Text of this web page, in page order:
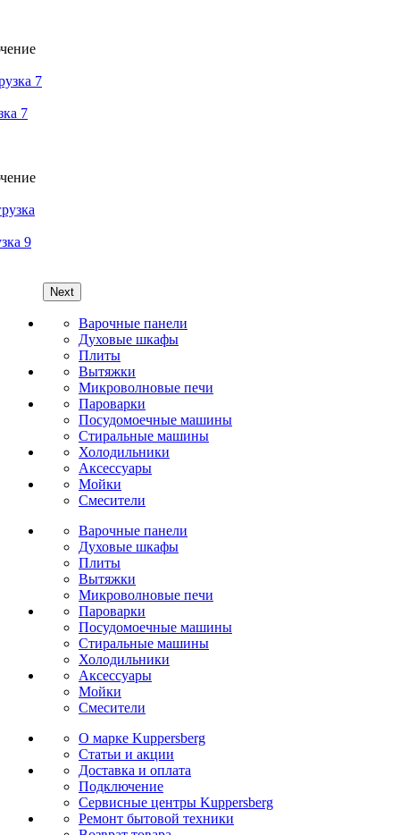
7
9
Next
Варочные панели
Духовые шкафы
Плиты
Вытяжки
Микроволновые печи
Пароварки
Посудомоечные машины
Стиральные машины
Холодильники
Аксессуары
Мойки
Cмесители
Варочные панели
Духовые шкафы
Плиты
Вытяжки
Микроволновые печи
Пароварки
Посудомоечные машины
Стиральные машины
Холодильники
Аксессуары
Мойки
Cмесители
О марке Kuppersberg
Статьи и акции
Доставка и оплата
Подключение
Сервисные центры Kuppersberg
Ремонт бытовой техники